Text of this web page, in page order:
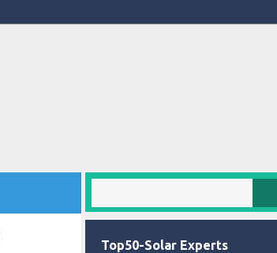
Top50-Solar Experts